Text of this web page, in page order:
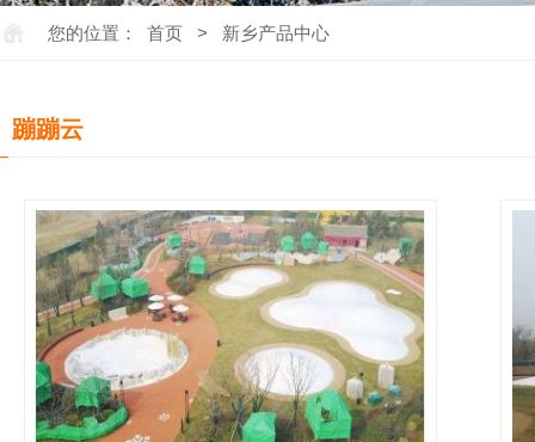
您的位置： 首页 > 新乡产品中心
蹦蹦云